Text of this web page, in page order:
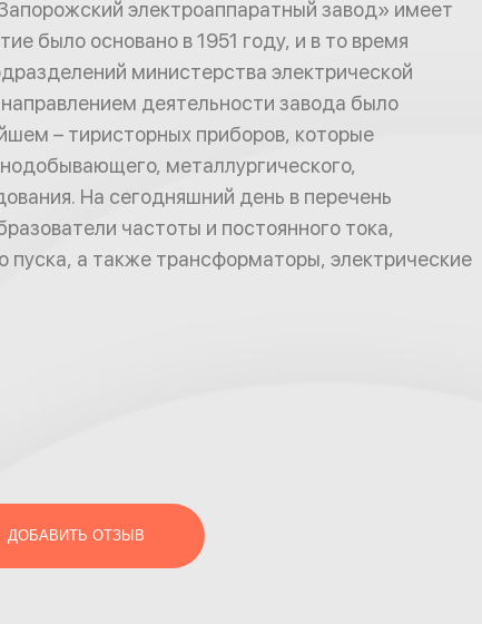
электроаппаратный завод» имеет
было основано в 1951 году, и в то время
министерства электрической
деятельности завода было
– тиристорных приборов, которые
металлургического,
На сегодняшний день в перечень
частоты и постоянного тока,
пуска, а также трансформаторы, электрические
ДОБАВИТЬ ОТЗЫВ